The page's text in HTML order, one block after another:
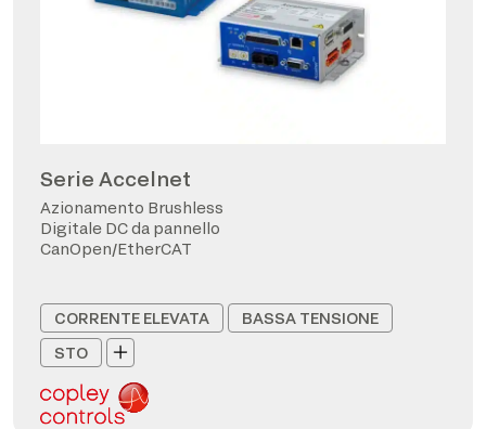
Serie Accelnet
Azionamento Brushless
Digitale DC da pannello
CanOpen/EtherCAT
CORRENTE ELEVATA
BASSA TENSIONE
STO